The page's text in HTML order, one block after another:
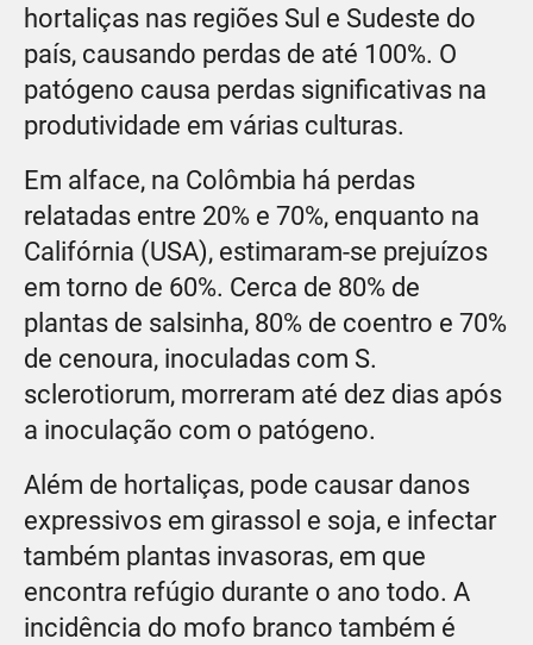
hortaliças nas regiões Sul e Sudeste do
país, causando perdas de até 100%. O
patógeno causa perdas significativas na
produtividade em várias culturas.
Em alface, na Colômbia há perdas
relatadas entre 20% e 70%, enquanto na
Califórnia (USA), estimaram-se prejuízos
em torno de 60%. Cerca de 80% de
plantas de salsinha, 80% de coentro e 70%
de cenoura, inoculadas com S.
sclerotiorum, morreram até dez dias após
a inoculação com o patógeno.
Além de hortaliças, pode causar danos
expressivos em girassol e soja, e infectar
também plantas invasoras, em que
encontra refúgio durante o ano todo. A
incidência do mofo branco também é